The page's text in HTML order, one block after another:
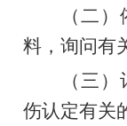
（二
料，询问有
（三
伤认定有关